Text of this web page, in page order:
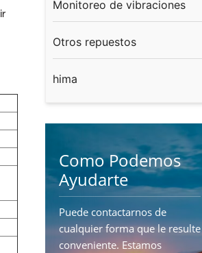
Monitoreo de vibraciones
Otros repuestos
hima
Como Podemos
Ayudarte
Puede contactarnos de
cualquier forma que le resulte
conveniente. Estamos